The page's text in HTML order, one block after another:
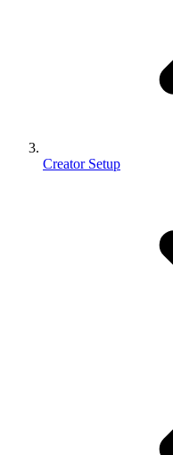
Creator Setup